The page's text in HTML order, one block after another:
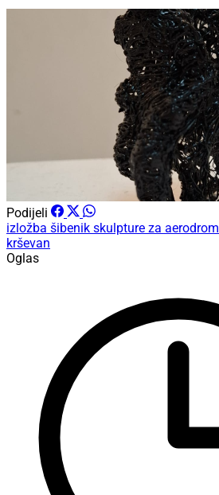
Podijeli
izložba šibenik skulpture za aerodrom
krševan
Oglas